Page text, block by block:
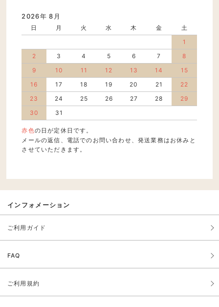
2026年 8月
日 月 火 水 木 金
土
1
2
3 4 5 6 7
8
9
10 11 12 13 14
15
16
17 18 19 20 21
22
23
24 25 26 27 28
29
30
31
赤色の日が定休日です。
メールの返信、電話でのお問い合わせ、発送業務はお休みと
させていただきます。
インフォメーション
ご利用ガイド
FAQ
ご利用規約